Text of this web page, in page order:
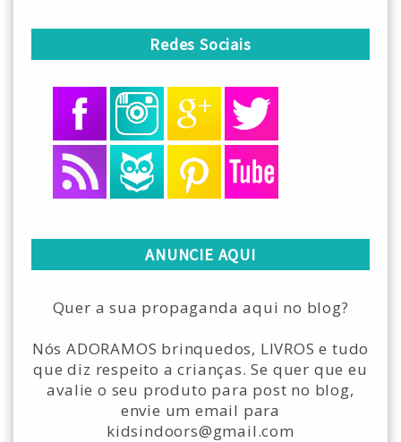
Redes Sociais
ANUNCIE AQUI
Quer a sua propaganda aqui no blog?
Nós ADORAMOS brinquedos, LIVROS e tudo
que diz respeito a crianças. Se quer que eu
avalie o seu produto para post no blog,
envie um email para
kidsindoors@gmail.com